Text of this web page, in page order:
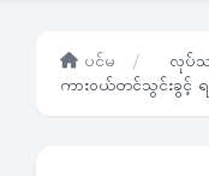
ပင်မ /
လုပ်သ
ကားဝယ်တင်သွင်းခွင့်